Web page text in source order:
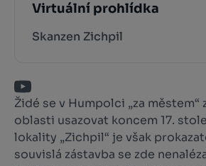
Virtuální prohlídka
Skanzen Zichpil
Židé se v Humpolci „za městem“
oblasti usazovat koncem 17.
lokality „Zichpil“ je však
souvislá zástavba se zde